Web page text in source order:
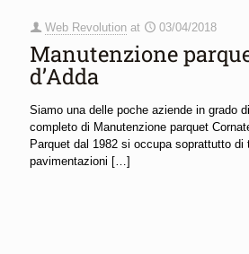
Web Revolution at 03/04/2018
Manutenzione
d’Adda
Siamo una delle poche aziende in grado
completo di Manutenzione parquet
Parquet dal 1982 si occupa soprattutto di
pavimentazioni […]